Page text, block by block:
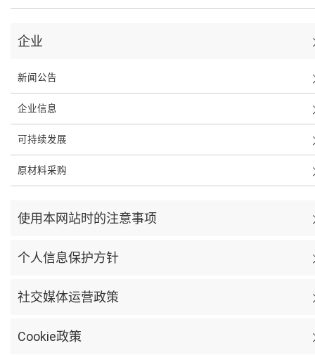
企业
新闻公告
企业信息
可持续发展
原材料采购
使用本网站时的注意事项
个人信息保护方针
社交媒体运营政策
Cookie政策